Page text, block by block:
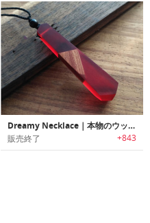
Dreamy Necklace｜本物のウッドや花弁を使用したアーティスティックなネックレス
販売終了 +843